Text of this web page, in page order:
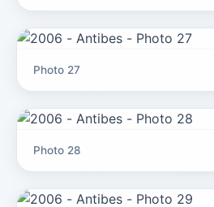
Photo 27
Photo 28